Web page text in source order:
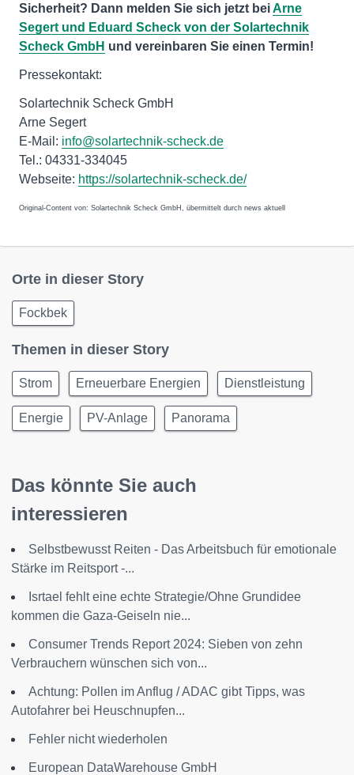
Sicherheit? Dann melden Sie sich jetzt beiArne
Segert und Eduard Scheck von der Solartechnik
Scheck GmbH und vereinbaren Sie einen Termin!
Pressekontakt:
Solartechnik Scheck GmbH
Arne Segert
E-Mail: info@solartechnik-scheck.de
Tel.: 04331-334045
Webseite: https://solartechnik-scheck.de/
Original-Content von: Solartechnik Scheck GmbH, übermittelt durch news aktuell
Orte in dieser Story
Fockbek
Themen in dieser Story
Strom Erneuerbare Energien Dienstleistung
Energie PV-Anlage Panorama
Das könnte Sie auch
interessieren
Selbstbewusst Reiten - Das Arbeitsbuch für emotionale
Stärke im Reitsport -...
Isrtael fehlt eine echte Strategie/Ohne Grundidee
kommen die Gaza-Geiseln nie...
Consumer Trends Report 2024: Sieben von zehn
Verbrauchern wünschen sich von...
Achtung: Pollen im Anflug / ADAC gibt Tipps, was
Autofahrer bei Heuschnupfen...
Fehler nicht wiederholen
European DataWarehouse GmbH